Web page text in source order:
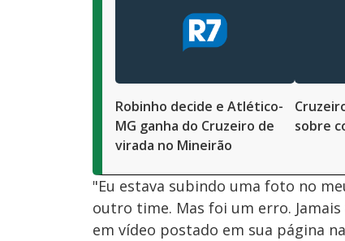
Robinho decide e Atlético-
MG ganha do Cruzeiro de
virada no Mineirão
sobre
"Eu estava subindo uma foto no
outro time. Mas foi um erro.
em vídeo postado em sua página